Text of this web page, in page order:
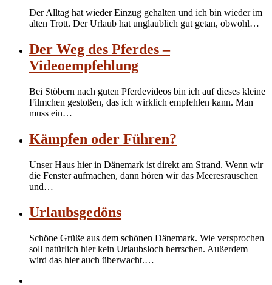
Der Alltag hat wieder Einzug gehalten und ich bin wieder im
alten Trott. Der Urlaub hat unglaublich gut getan, obwohl…
Der Weg des Pferdes –
Videoempfehlung
Bei Stöbern nach guten Pferdevideos bin ich auf dieses kleine
Filmchen gestoßen, das ich wirklich empfehlen kann. Man
muss ein…
Kämpfen oder Führen?
Unser Haus hier in Dänemark ist direkt am Strand. Wenn wir
die Fenster aufmachen, dann hören wir das Meeresrauschen
und…
Urlaubsgedöns
Schöne Grüße aus dem schönen Dänemark. Wie versprochen
soll natürlich hier kein Urlaubsloch herrschen. Außerdem
wird das hier auch überwacht.…